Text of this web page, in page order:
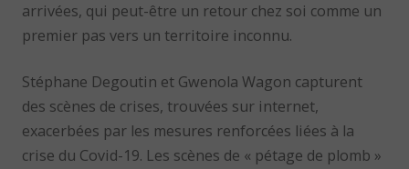
arrivées, qui peut-être un retour chez soi comme un
premier pas vers un territoire inconnu.
Stéphane Degoutin et Gwenola Wagon capturent
des scènes de crises, trouvées sur internet,
exacerbées par les mesures renforcées liées à la
crise du Covid-19. Les scènes de « pétage de plomb »